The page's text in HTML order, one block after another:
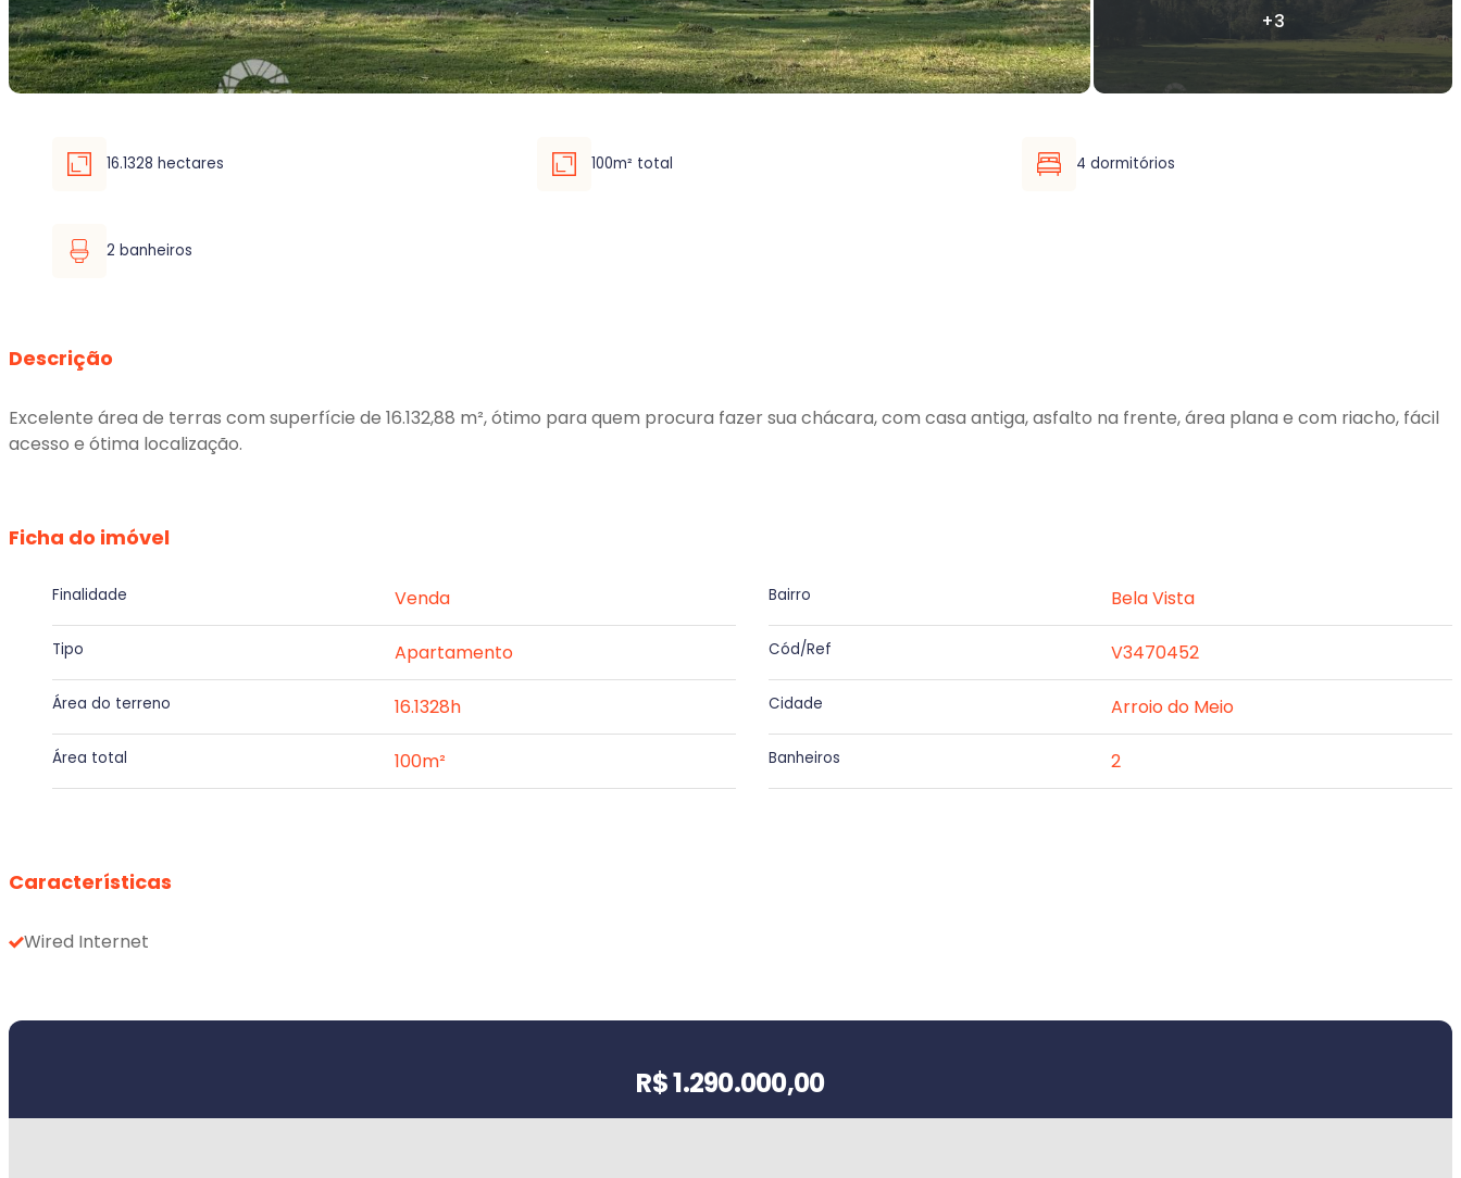
16.1328 hectares 100m² total 4 dormitórios
2 banheiros
Descrição
Excelente área de terras com superfície de 16.132,88 m², ótimo para quem procura fazer sua chácara, com casa antiga, asfalto na frente, área plana e com riacho, fácil
acesso e ótima localização.
Ficha do imóvel
Finalidade Venda
Tipo Apartamento
Área do terreno 16.1328h
Área total 100m²
Bairro Bela Vista
Cód/Ref V3470452
Cidade Arroio do Meio
Banheiros 2
Características
Wired Internet
R$ 1.290.000,00